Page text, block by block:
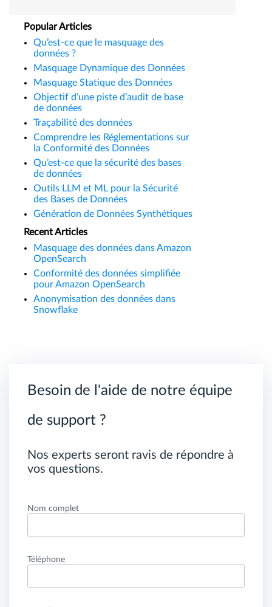
Popular Articles
Qu’est-ce que le masquage des
données ?
Masquage Dynamique des Données
Masquage Statique des Données
Objectif d’une piste d’audit de base
de données
Traçabilité des données
Comprendre les Réglementations sur
la Conformité des Données
Qu’est-ce que la sécurité des bases
de données
Outils LLM et ML pour la Sécurité
des Bases de Données
Génération de Données Synthétiques
Recent Articles
Masquage des données dans Amazon
OpenSearch
Conformité des données simplifiée
pour Amazon OpenSearch
Anonymisation des données dans
Snowflake
Besoin de l'aide de notre équipe
de support ?
Nos experts seront ravis de répondre à
vos questions.
Nom complet
Téléphone